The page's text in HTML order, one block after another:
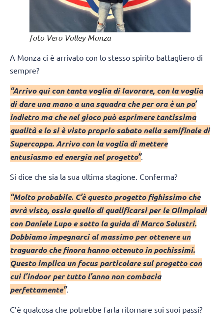
foto Vero Volley Monza
A Monza ci è arrivato con lo stesso spirito battagliero di
sempre?
“Arrivo qui con tanta voglia di lavorare, con la voglia
di dare una mano a una squadra che per ora è un po’
indietro ma che nel gioco può esprimere tantissima
qualità e lo si è visto proprio sabato nella semifinale di
Supercoppa. Arrivo con la voglia di mettere
entusiasmo ed energia nel progetto”.
Si dice che sia la sua ultima stagione. Conferma?
“Molto probabile. C’è questo progetto fighissimo che
avrà visto, ossia quello di qualificarsi per le Olimpiadi
con Daniele Lupo e sotto la guida di Marco Solustri.
Dobbiamo impegnarci al massimo per ottenere un
traguardo che finora hanno ottenuto in pochissimi.
Questo implica un focus particolare sul progetto con
cui l’indoor per tutto l’anno non combacia
perfettamente”.
C’è qualcosa che potrebbe farla ritornare sui suoi passi?